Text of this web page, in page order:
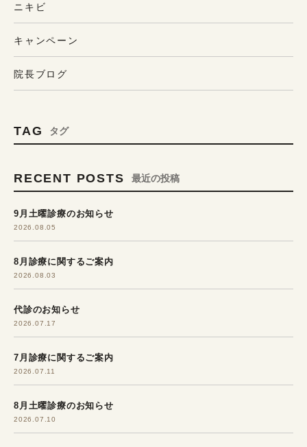
キャンペーン
ニキビ
院長ブログ
TAG タグ
RECENT POSTS 最近の投稿
9月土曜診療のお知らせ
2026.08.05
8月診療に関するご案内
2026.08.03
代診のお知らせ
2026.07.17
7月診療に関するご案内
2026.07.11
8月土曜診療のお知らせ
2026.07.10